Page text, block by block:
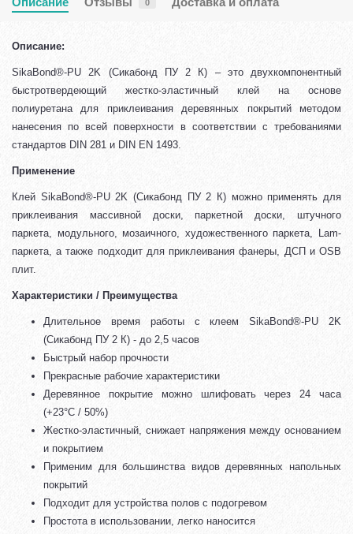
0
Описание:
SikaBond®-PU 2K (Сикабонд ПУ 2 К) – это двухкомпонентный
быстротвердеющий жестко-эластичный клей на основе
полиуретана для приклеивания деревянных покрытий методом
нанесения по всей поверхности в соответствии с требованиями
стандартов DIN 281 и DIN EN 1493.
Применение
Клей SikaBond®-PU 2K (Сикабонд ПУ 2 К) можно применять для
приклеивания массивной доски, паркетной доски, штучного
паркета, модульного, мозаичного, художественного паркета, Lam-
паркета, а также подходит для приклеивания фанеры, ДСП и OSB
плит.
Характеристики / Преимущества
Длительное время работы с клеем SikaBond®-PU 2K
(Сикабонд ПУ 2 К) - до 2,5 часов
Быстрый набор прочности
Прекрасные рабочие характеристики
Деревянное покрытие можно шлифовать через 24 часа
(+23°C / 50%)
Жестко-эластичный, снижает напряжения между основанием
и покрытием
Применим для большинства видов деревянных напольных
покрытий
Подходит для устройства полов с подогревом
Простота в использовании, легко наносится